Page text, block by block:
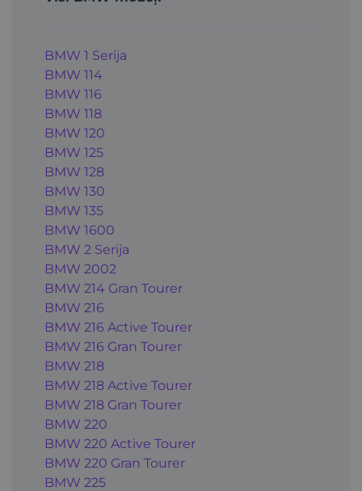
BMW 1 Serija
BMW 114
BMW 116
BMW 118
BMW 120
BMW 125
BMW 128
BMW 130
BMW 135
BMW 1600
BMW 2 Serija
BMW 2002
BMW 214 Gran Tourer
BMW 216
BMW 216 Active Tourer
BMW 216 Gran Tourer
BMW 218
BMW 218 Active Tourer
BMW 218 Gran Tourer
BMW 220
BMW 220 Active Tourer
BMW 220 Gran Tourer
BMW 225